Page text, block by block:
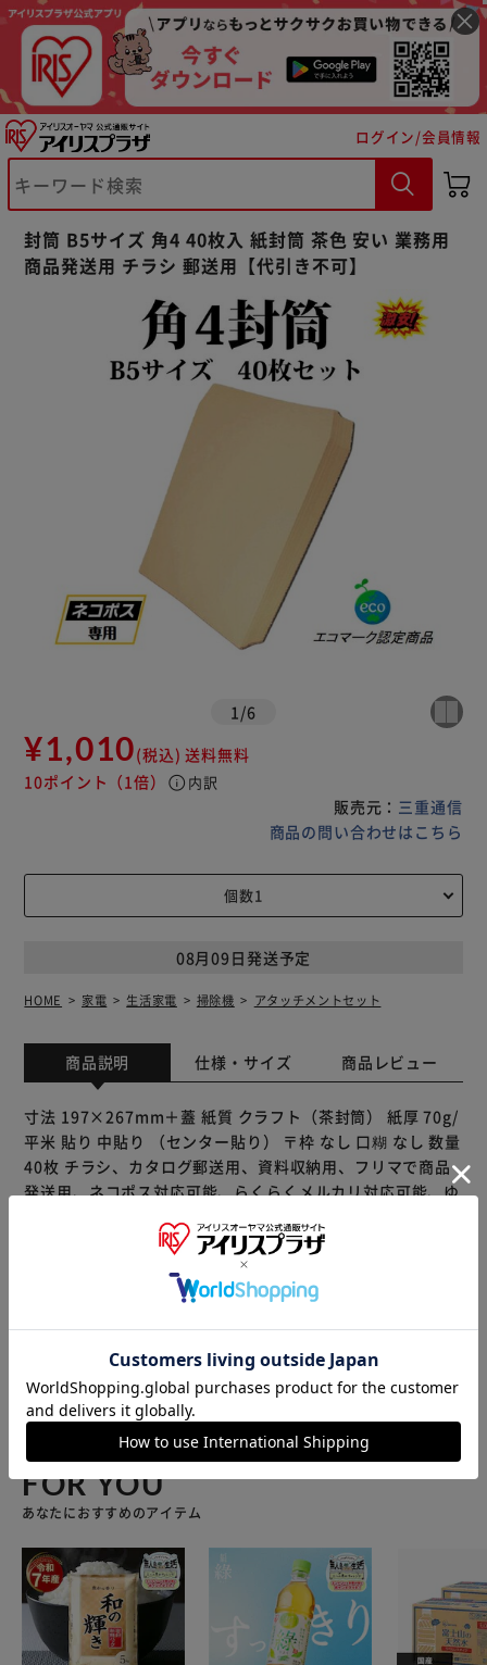
ログイン/会員情報
封筒 B5サイズ 角4 40枚入 紙封筒 茶色 安い 業務用
商品発送用 チラシ 郵送用【代引き不可】
1 /6
¥1,010(税込) 送料無料
10ポイント （1倍） info 内訳
販売元： 三重通信
商品の問い合わせはこちら
08月09日発送予定
HOME 家電 生活家電 掃除機 アタッチメントセット
商品説明 仕様・サイズ 商品レビュー
寸法 197×267mm＋蓋 紙質 クラフト（茶封筒） 紙厚 70g/
平米 貼り 中貼り （センター貼り） 〒枠 なし 口糊 なし 数量
40枚 チラシ、カタログ郵送用、資料収納用、フリマで商品
発送用、ネコポス対応可能、らくらくメルカリ対応可能、ゆ
※製品は予告なく仕様を変更する場合がございます。あらか
販売元(特定商取引法に基づく表記)：
三重通信 アイリスプラ
ザ店
FOR YOU
あなたにおすすめのアイテム
※ご確認ください